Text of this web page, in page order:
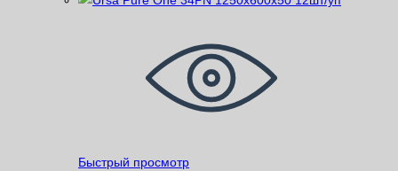
Быстрый просмотр